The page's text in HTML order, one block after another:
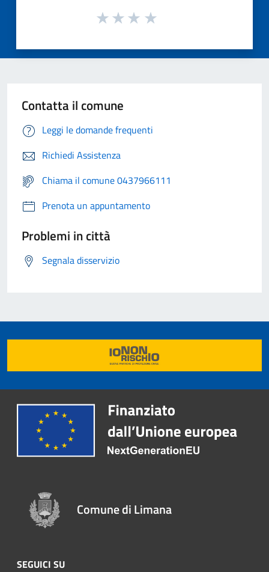
Contatta il comune
Leggi le domande frequenti
Richiedi Assistenza
Chiama il comune 0437966111
Prenota un appuntamento
Problemi in città
Segnala disservizio
Comune di Limana
SEGUICI SU